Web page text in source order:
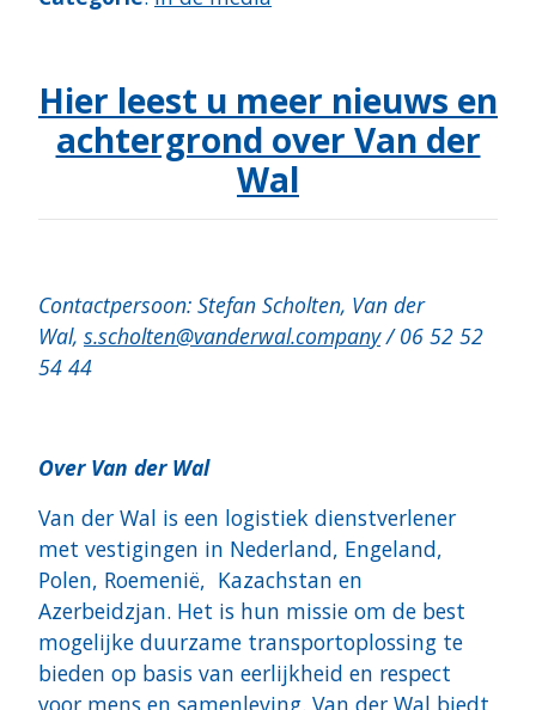
Hier leest u meer nieuws en
achtergrond over Van der
Wal
Contactpersoon: Stefan Scholten, Van der
Wal, s.scholten@vanderwal.company/ 06 52 52
54 44
Over Van der Wal
Van der Wal is een logistiek dienstverlener
met vestigingen in Nederland, Engeland,
Polen, Roemenië, Kazachstan en
Azerbeidzjan. Het is hun missie om de best
mogelijke duurzame transportoplossing te
bieden op basis van eerlijkheid en respect
voor mens en samenleving. Van der Wal biedt